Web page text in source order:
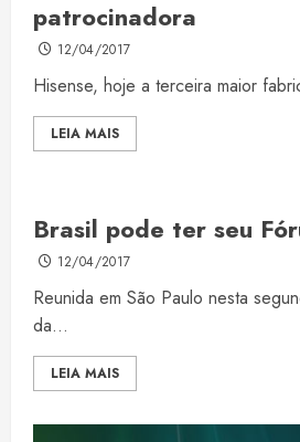
patrocinadora
12/04/2017
Hisense, hoje a terceira maior
LEIA MAIS
Brasil pode ter seu
12/04/2017
Reunida em São Paulo nesta
da...
LEIA MAIS